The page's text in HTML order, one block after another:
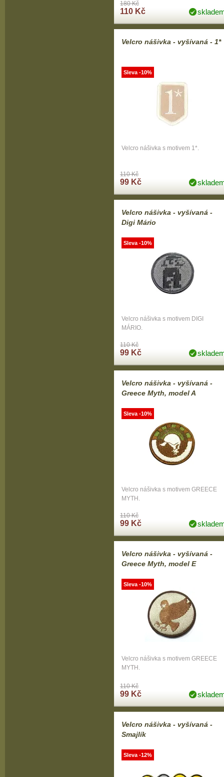
180 Kč
110 Kč
Velcro nášivka - vyšívaná - 1*
Velcro nášivka s motivem 1*.
110 Kč
99 Kč
Sleva -10%
Velcro nášivka - vyšívaná -
Digi Mário
Velcro nášivka s motivem DIGI
MÁRIO.
110 Kč
99 Kč
Sleva -10%
Velcro nášivka - vyšívaná -
Greece Myth, model A
Velcro nášivka s motivem GREECE
MYTH.
110 Kč
99 Kč
Sleva -10%
Velcro nášivka - vyšívaná -
Greece Myth, model E
Velcro nášivka s motivem GREECE
MYTH.
110 Kč
99 Kč
Sleva -10%
Velcro nášivka - vyšívaná -
Smajlík
Sleva -12%